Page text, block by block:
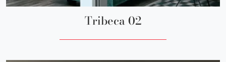
Tribeca 02